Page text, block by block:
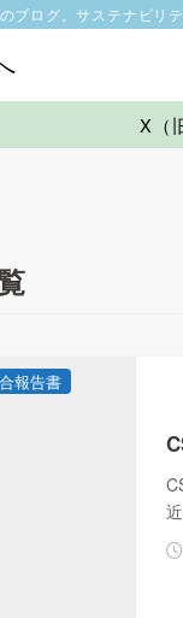
ブログ。サステナビリ
X（
報告書